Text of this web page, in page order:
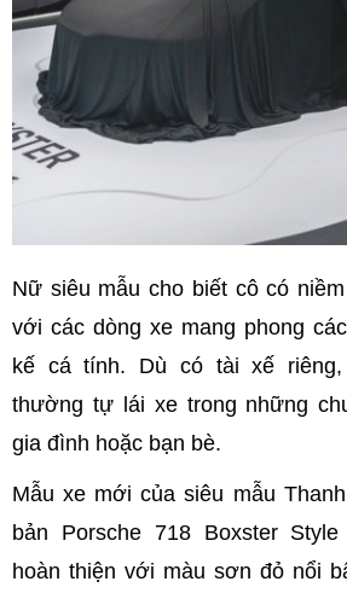
Nữ siêu mẫu cho biết cô có
với các dòng xe mang phong
kế cá tính. Dù có tài xế riêng,
thường tự lái xe trong những
gia đình hoặc bạn bè.
Mẫu xe mới của siêu mẫu
bản Porsche 718 Boxster
hoàn thiện với màu sơn đỏ nổi